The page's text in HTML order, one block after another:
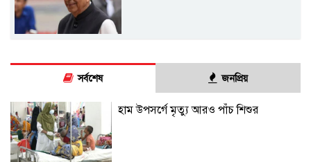
সর্বশেষ জনপ্রিয়
হাম উপসর্গে মৃত্যু আরও পাঁচ শিশুর